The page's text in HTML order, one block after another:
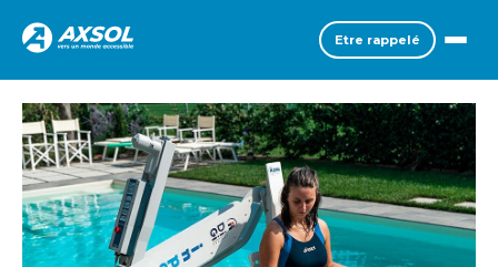
Etre rappelé